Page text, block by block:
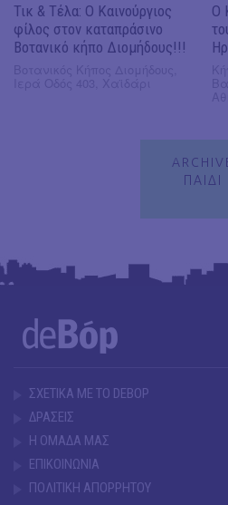
Τικ & Τέλα: Ο Καινούργιος
φίλος στον καταπράσινο
Βοτανικό κήπο Διομήδους!!!
Ο
ΠΑΙΔΙ
ΣΧΕΤΙΚΑ ΜΕ ΤΟ DEBOP
ΔΡΑΣΕΙΣ
Η ΟΜΑΔΑ ΜΑΣ
ΕΠΙΚΟΙΝΩΝΙΑ
ΠΟΛΙΤΙΚΗ ΑΠΟΡΡΗΤΟΥ